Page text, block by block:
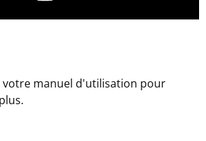
votre manuel d'utilisation pour